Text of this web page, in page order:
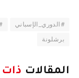
#الدوري_الإسباني
برشلونة
المقالات ذات